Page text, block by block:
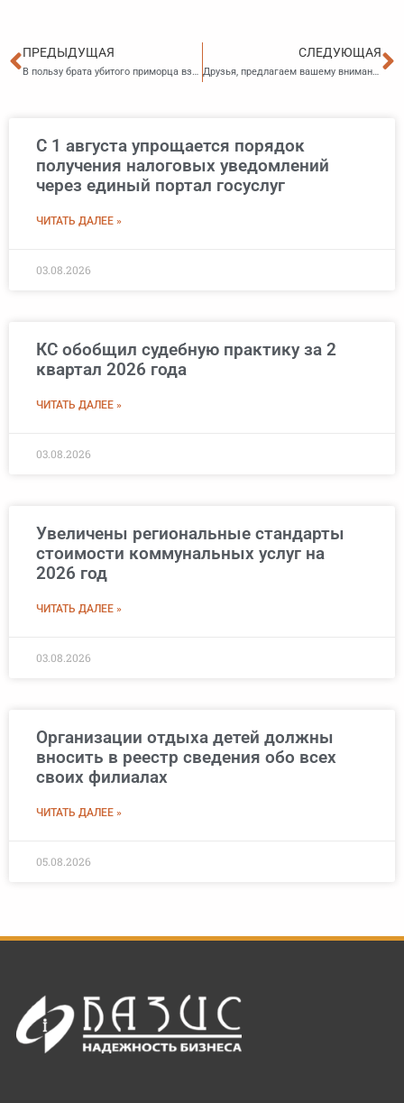
Пред
ПРЕДЫДУЩАЯ
В пользу брата убитого приморца взыскано 550 тысяч рублей
СЛЕДУЮЩАЯ
Друзья, предлагаем вашему вниманию рейтинг кадастровых инженеров за 6 месяцев текущего года.
С 1 августа упрощается порядок
получения налоговых уведомлений
через единый портал госуслуг
ЧИТАТЬ ДАЛЕЕ »
03.08.2026
КС обобщил судебную практику за 2
квартал 2026 года
ЧИТАТЬ ДАЛЕЕ »
03.08.2026
Увеличены региональные стандарты
стоимости коммунальных услуг на
2026 год
ЧИТАТЬ ДАЛЕЕ »
03.08.2026
Организации отдыха детей должны
вносить в реестр сведения обо всех
своих филиалах
ЧИТАТЬ ДАЛЕЕ »
05.08.2026